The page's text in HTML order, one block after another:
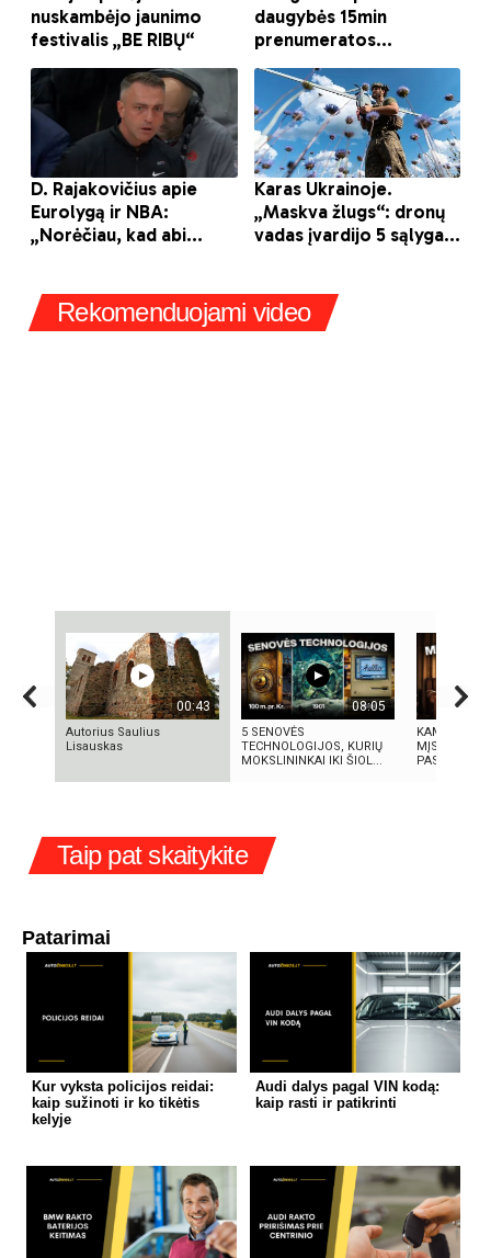
Rekomenduojami video
00:43
Autorius Saulius
Lisauskas
08:05
5 SENOVĖS
TECHNOLOGIJOS, KURIŲ
MOKSLININKAI IKI ŠIOL...
MĮSLINGA
PASLAPTIS
Taip pat skaitykite
Patarimai
Kur vyksta policijos reidai:
kaip sužinoti ir ko tikėtis
kelyje
Audi dalys pagal VIN kodą:
kaip rasti ir patikrinti